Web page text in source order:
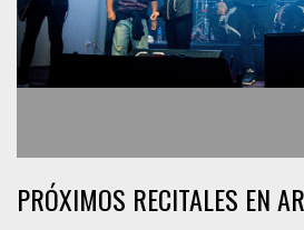
PRÓXIMOS RECITALES EN